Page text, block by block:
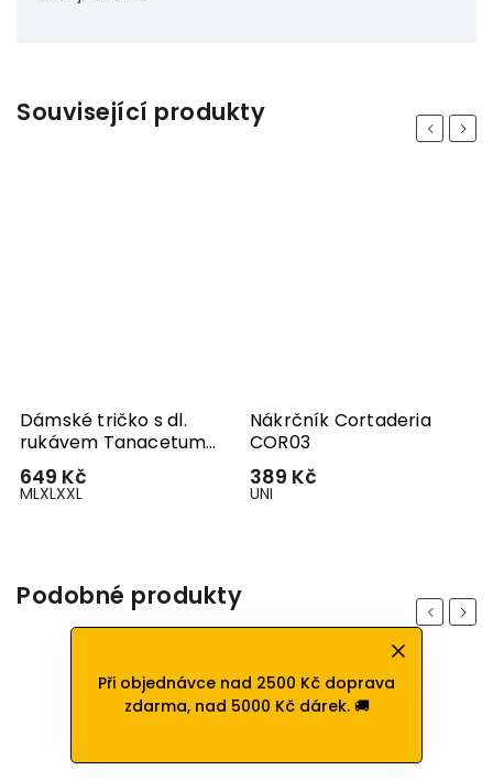
Při objednávce nad 2500 Kč doprava
zdarma, nad 5000 Kč dárek. 🚚
Související produkty Previous
Dámské tričko s dl.
rukávem Tanacetum
ME34
649 Kč
MLXLXXL
Nákrčník Cortaderia
COR03
389 Kč
UNI
Next
Podobné produkty Previous
Sleva
Next